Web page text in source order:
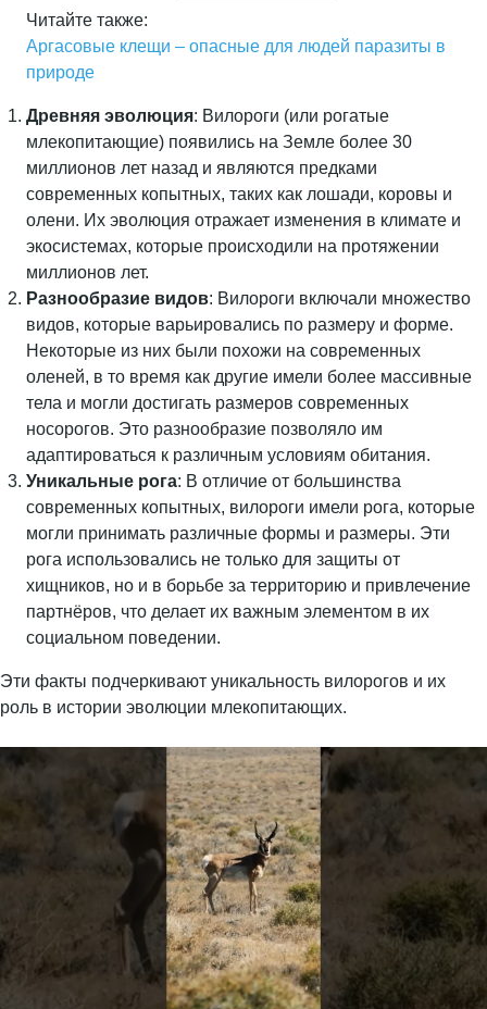
Читайте также:
Аргасовые клещи – опасные для людей паразиты в
природе
Древняя эволюция: Вилороги (или рогатые
млекопитающие) появились на Земле более 30
миллионов лет назад и являются предками
современных копытных, таких как лошади, коровы и
олени. Их эволюция отражает изменения в климате и
экосистемах, которые происходили на протяжении
миллионов лет.
Разнообразие видов: Вилороги включали множество
видов, которые варьировались по размеру и форме.
Некоторые из них были похожи на современных
оленей, в то время как другие имели более массивные
тела и могли достигать размеров современных
носорогов. Это разнообразие позволяло им
адаптироваться к различным условиям обитания.
Уникальные рога: В отличие от большинства
современных копытных, вилороги имели рога, которые
могли принимать различные формы и размеры. Эти
рога использовались не только для защиты от
хищников, но и в борьбе за территорию и привлечение
партнёров, что делает их важным элементом в их
социальном поведении.
Эти факты подчеркивают уникальность вилорогов и их
роль в истории эволюции млекопитающих.